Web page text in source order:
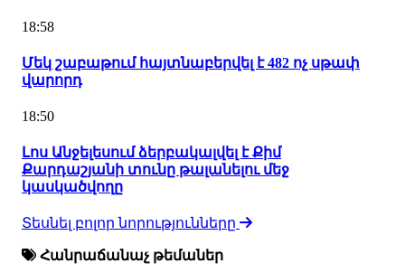
18:58
Մեկ շաբաթում հայտնաբերվել է 482 ոչ սթափ
վարորդ
18:50
Լոս Անջելեսում ձերբակալվել է Քիմ
Քարդաշյանի տունը թալանելու մեջ
կասկածվողը
Տեսնել բոլոր նորությունները
Հանրաճանաչ թեմաներ